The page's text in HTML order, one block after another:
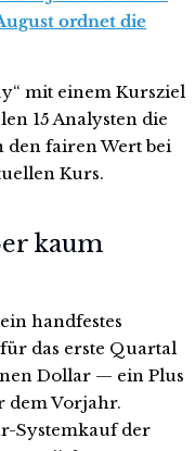
ordnet die
mit einem Kursziel
15 Analysten die
den fairen Wert bei
Kurs.
kaum
handfestes
das erste Quartal
Dollar — ein Plus
dem Vorjahr.
Systemkauf der